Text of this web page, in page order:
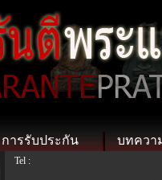
การรับประกัน บทควา
Tel :